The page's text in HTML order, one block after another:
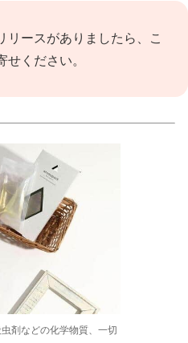
ースがありましたら、 こ
ください。
剤などの化学物質、一切